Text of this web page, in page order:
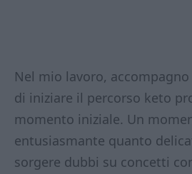
Nel mio lavoro,
di iniziare il percorso keto
momento iniziale. Un
entusiasmante quanto
sorgere dubbi su concetti